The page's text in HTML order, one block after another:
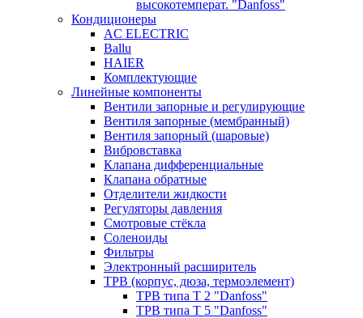
высокотемперат. "Danfoss"
Кондиционеры
AC ELECTRIC
Ballu
HAIER
Комплектующие
Линейные компоненты
Вентили запорные и регулирующие
Вентиля запорные (мембранный)
Вентиля запорный (шаровые)
Вибровставка
Клапана дифференциальные
Клапана обратные
Отделители жидкости
Регуляторы давления
Смотровые стёкла
Соленоиды
Фильтры
Электронный расширитель
ТРВ (корпус, дюза, термоэлемент)
ТРВ типа Т 2 "Danfoss"
ТРВ типа Т 5 "Danfoss"